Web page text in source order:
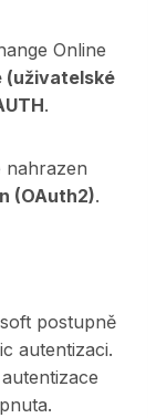
Online
(uživatelské
.
nahrazen
(OAuth2).
postupně
autentizaci.